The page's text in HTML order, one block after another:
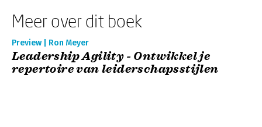
Meer over dit boek
Preview | Ron Meyer
Leadership Agility - Ontwikkel je
repertoire van leiderschapsstijlen